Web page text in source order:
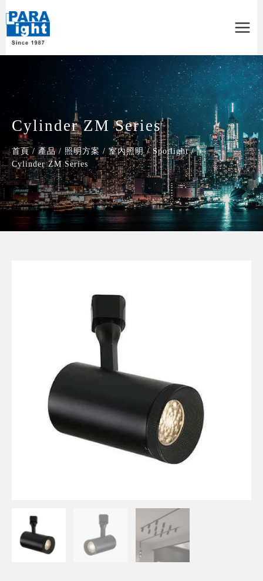
Menu
Cylinder ZM Series
首頁 / 產品 / 照明方案 / 室內照明 / Spotlight /
Cylinder ZM Series